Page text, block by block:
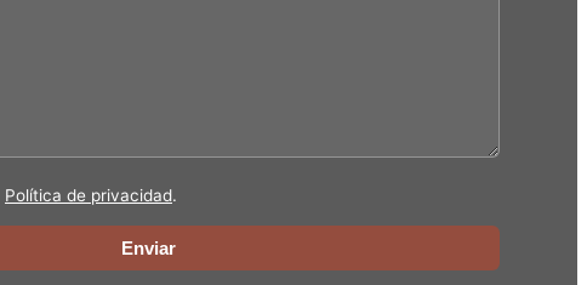
Política de privacidad.